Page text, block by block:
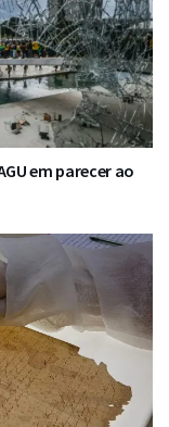
em parecer ao